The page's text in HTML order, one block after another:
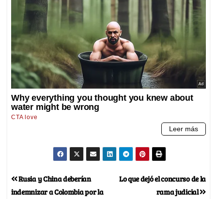
Lo que dejó el concurso de la
rama judicial
Rusia y China deberían
indemnizar a Colombia por la